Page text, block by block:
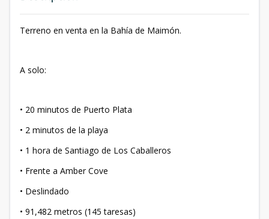
Terreno en venta en la Bahía de Maimón.
A solo:
• 20 minutos de Puerto Plata
• 2 minutos de la playa
• 1 hora de Santiago de Los Caballeros
• Frente a Amber Cove
• Deslindado
• 91,482 metros (145 taresas)